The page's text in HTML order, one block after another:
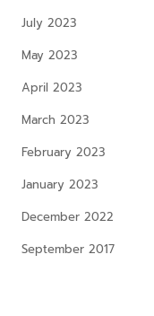
July 2023
May 2023
April 2023
March 2023
February 2023
January 2023
December 2022
September 2017